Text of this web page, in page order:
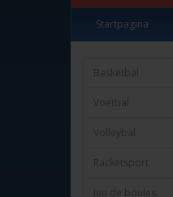
Startpagina
Basketbal
Voetbal
Volleybal
Racketsport
Jeu de boules